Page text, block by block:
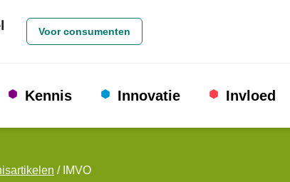
Voor consumenten
Kennis Innovatie Invloed
IMVO